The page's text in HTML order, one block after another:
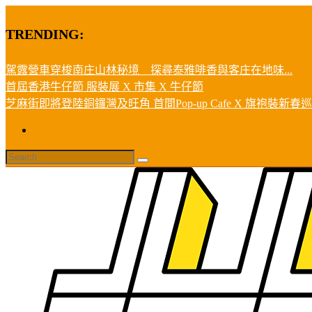
TRENDING:
駕露營車穿梭南庄山林秘境 探尋泰雅啡香與客庄在地味...
首屆香港牛仔節 服裝展 X 市集 X 牛仔節
芝麻街即將登陸銅鑼灣及旺角 首間Pop-up Cafe X 旗袍裝新春